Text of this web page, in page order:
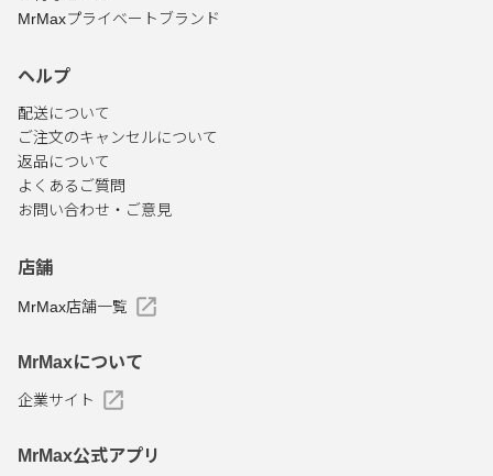
MrMaxプライベートブランド
ヘルプ
配送について
ご注文のキャンセルについて
返品について
よくあるご質問
お問い合わせ・ご意見
店舗
MrMax店舗一覧
MrMaxについて
企業サイト
MrMax公式アプリ